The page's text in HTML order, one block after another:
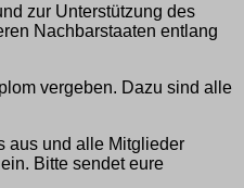
zur Unterstützung des
Nachbarstaaten entlang
vergeben. Dazu sind alle
aus und alle Mitglieder
Bitte sendet eure